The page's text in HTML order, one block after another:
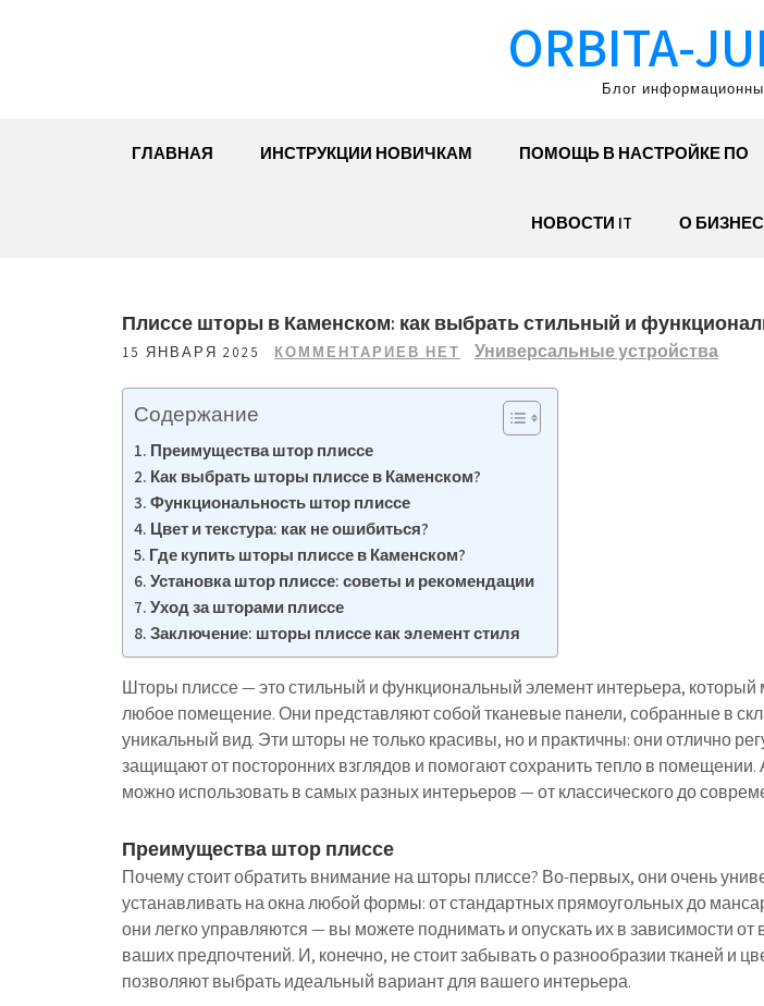
ORBITA-
Блог
ГЛАВНАЯ ИНСТРУКЦИИ НОВИЧКАМ ПОМОЩЬ В НАСТРОЙКЕ ПО
НОВОСТИ IT О
Плиссе шторы в Каменском: как выбрать стильный и
15 ЯНВАРЯ 2025 КОММЕНТАРИЕВ НЕТ Универсальные устройства
Содержание
Преимущества штор плиссе
Как выбрать шторы плиссе в Каменском?
Функциональность штор плиссе
Цвет и текстура: как не ошибиться?
Где купить шторы плиссе в Каменском?
Установка штор плиссе: советы и рекомендации
Уход за шторами плиссе
Заключение: шторы плиссе как элемент стиля
Шторы плиссе — это стильный и функциональный элемент интерьера, который
любое помещение. Они представляют собой тканевые панели, собранные в
уникальный вид. Эти шторы не только красивы, но и практичны: они отлично
защищают от посторонних взглядов и помогают сохранить тепло в помещении.
можно использовать в самых разных интерьеров — от классического до
Преимущества штор плиссе
Почему стоит обратить внимание на шторы плиссе? Во-первых, они очень
устанавливать на окна любой формы: от стандартных прямоугольных до
они легко управляются — вы можете поднимать и опускать их в зависимости от
ваших предпочтений. И, конечно, не стоит забывать о разнообразии тканей и
позволяют выбрать идеальный вариант для вашего интерьера.